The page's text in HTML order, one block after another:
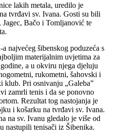
lakih metala, uredilo je
tvrđavi sv. Ivana. Gosti su bili
Bačo i Tomljanović te
najvećeg šibenskog poduzeća s
materijalnim uvjetima za
a u okviru njega djeluju
rukometni, šahovski i
klub. Pri osnivanju „Galeba”
zamrli tenis i da se ponovno
Rezultat tog nastojanja je
i košarku na tvrđavi sv. Ivana.
na sv. Ivanu gledalo je više od
nastupili tenisači iz Šibenika.